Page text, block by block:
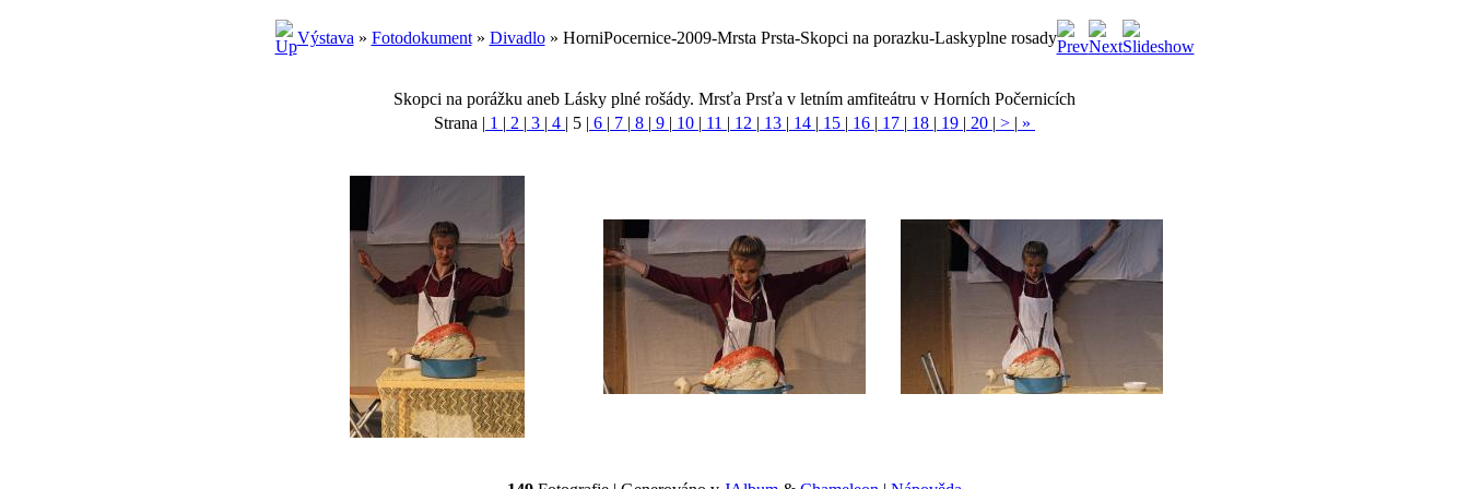
Výstava » Fotodokument» Divadlo» HorniPocernice-2009-Mrsta Prsta-Skopci na porazku-Laskyplne rosady
Skopci na porážku aneb Lásky plné rošády. Mrsťa Prsťa v letním amfiteátru v Horních Počernicích
Strana | 1 | 2 | 3 | 4 | 5 | 6 | 7 | 8 | 9 | 10 | 11 | 12 | 13 | 14 | 15 | 16 | 17 | 18 | 19 | 20 | > | »